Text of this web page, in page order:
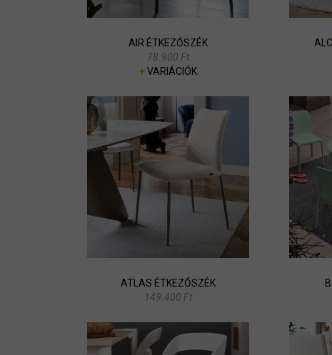
AIR ÉTKEZŐSZÉK
78.900 Ft
+VARIÁCIÓK
ATLAS ÉTKEZŐSZÉK
149.400 Ft